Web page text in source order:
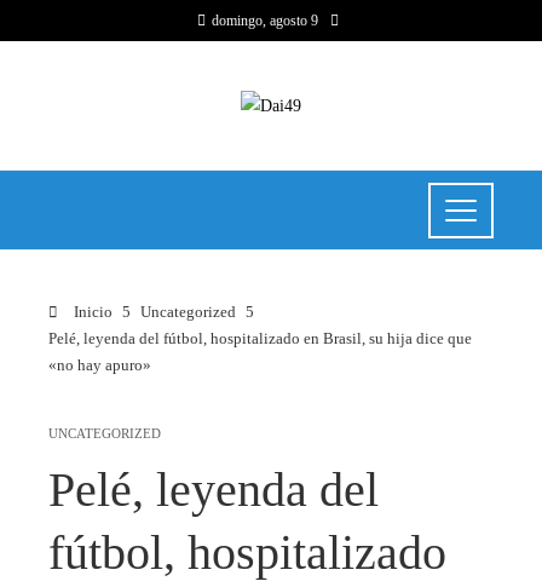
domingo, agosto 9
Inicio
Uncategorized
Pelé, leyenda del fútbol, ​​hospitalizado en Brasil, su hija dice que
«no hay apuro»
UNCATEGORIZED
Pelé, leyenda del
fútbol, ​​hospitalizado